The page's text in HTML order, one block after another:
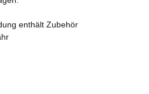
enthält Zubehör